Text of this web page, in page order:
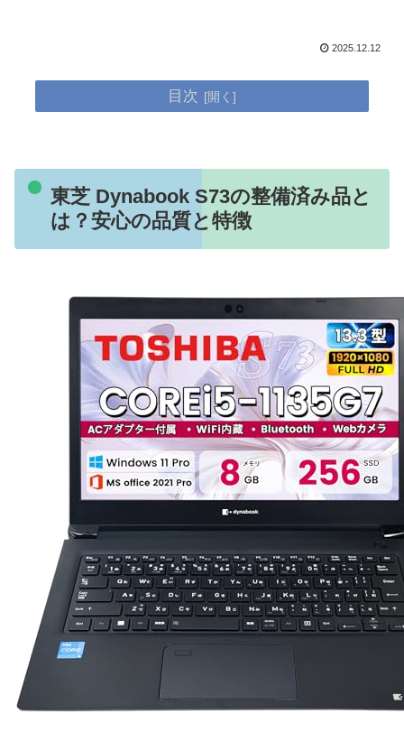
2025.12.12
目次
東芝 Dynabook S73の整備済み品と
は？安心の品質と特徴